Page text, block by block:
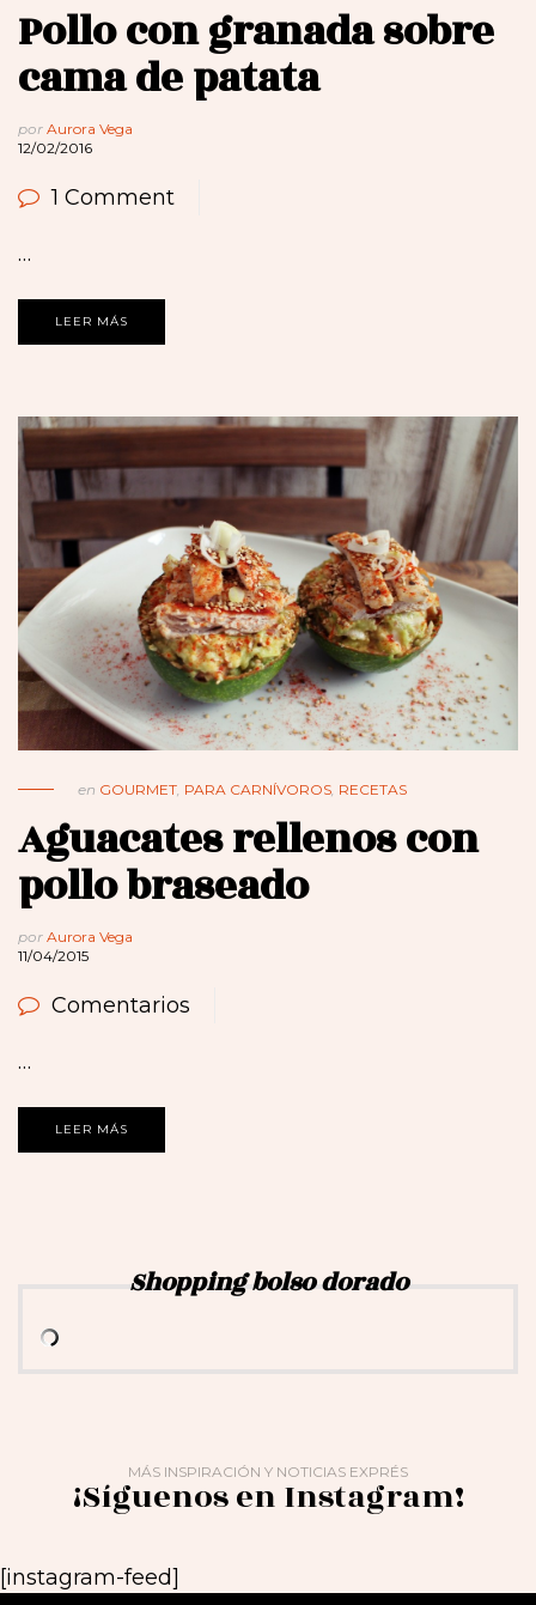
Pollo con granada sobre
cama de patata
por Aurora Vega
12/02/2016
1 Comment
…
LEER MÁS
en GOURMET PARA CARNÍVOROS RECETAS
Aguacates rellenos con
pollo braseado
por Aurora Vega
11/04/2015
Comentarios
…
LEER MÁS
Shopping bolso dorado
MÁS INSPIRACIÓN Y NOTICIAS EXPRÉS
¡Síguenos en Instagram!
[instagram-feed]